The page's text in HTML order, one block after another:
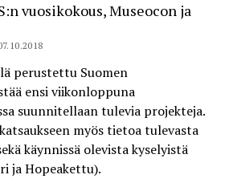
vuosikokous, Museocon ja
perustettu Suomen
ensi viikonloppuna
suunnitellaan tulevia projekteja.
myös tietoa tulevasta
käynnissä olevista kyselyistä
ja Hopeakettu).